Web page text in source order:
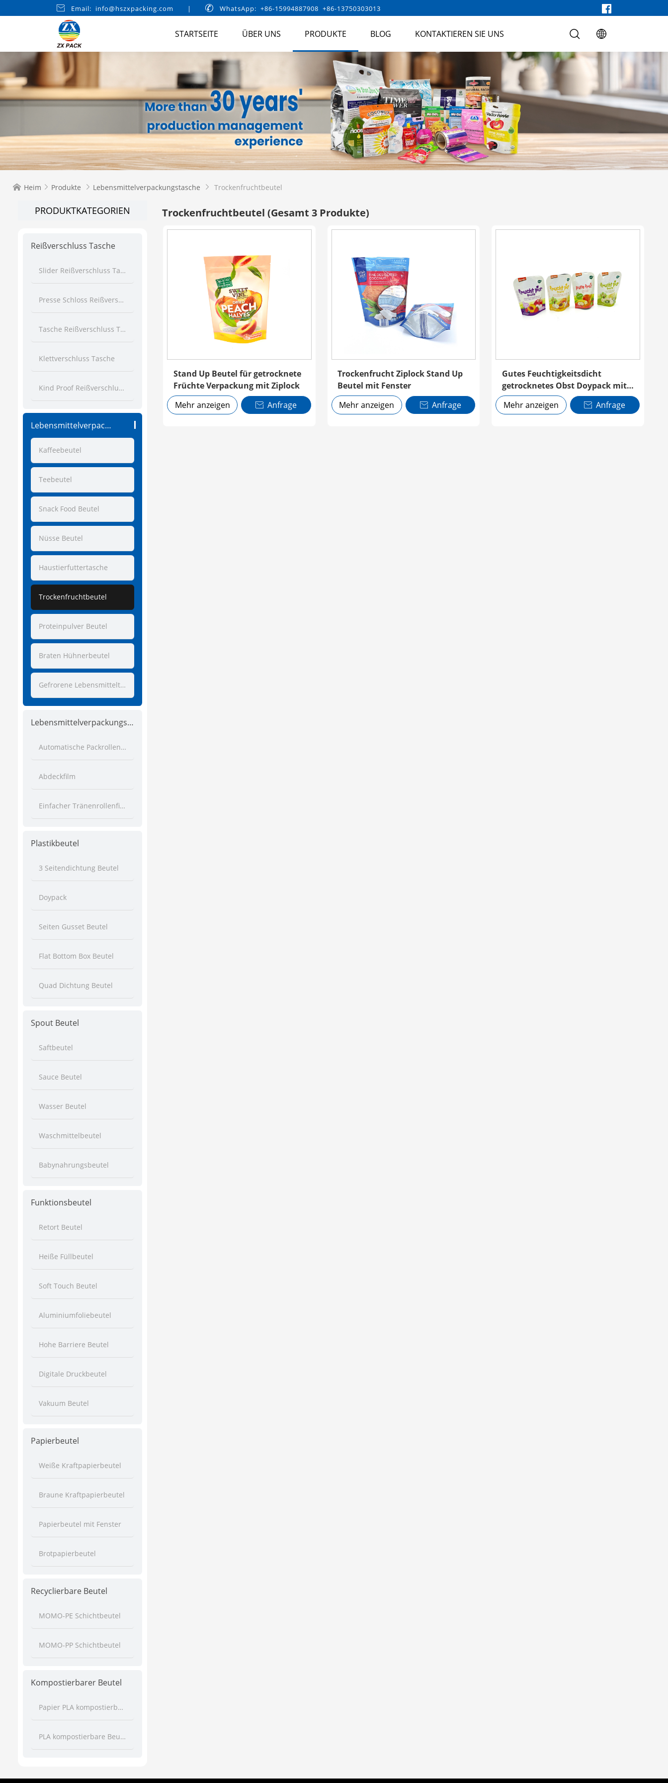
 Email: info@hszxpacking.com |  WhatsApp: +86-15994887908 +86-13750303013
STARTSEITE ÜBER UNS PRODUKTE BLOG KONTAKTIEREN SIE UNS
 Heim  Produkte  Lebensmittelverpackungstasche  Trockenfruchtbeutel
PRODUKTKATEGORIEN
Reißverschluss Tasche
Slider Reißverschluss Tasche
Presse Schloss Reißverschluss Tasche
Tasche Reißverschluss Tasche
Klettverschluss Tasche
Kind Proof Reißverschlussbeutel
Lebensmittelverpackungstasche
Kaffeebeutel
Teebeutel
Snack Food Beutel
Nüsse Beutel
Haustierfuttertasche
Trockenfruchtbeutel
Proteinpulver Beutel
Braten Hühnerbeutel
Gefrorene Lebensmitteltasche
Lebensmittelverpackungsrollenfilm
Automatische Packrollenfilm
Abdeckfilm
Einfacher Tränenrollenfilm
Plastikbeutel
3 Seitendichtung Beutel
Doypack
Seiten Gusset Beutel
Flat Bottom Box Beutel
Quad Dichtung Beutel
Spout Beutel
Saftbeutel
Sauce Beutel
Wasser Beutel
Waschmittelbeutel
Babynahrungsbeutel
Funktionsbeutel
Retort Beutel
Heiße Füllbeutel
Soft Touch Beutel
Aluminiumfoliebeutel
Hohe Barriere Beutel
Digitale Druckbeutel
Vakuum Beutel
Papierbeutel
Weiße Kraftpapierbeutel
Braune Kraftpapierbeutel
Papierbeutel mit Fenster
Brotpapierbeutel
Recyclierbare Beutel
MOMO-PE Schichtbeutel
MOMO-PP Schichtbeutel
Kompostierbarer Beutel
Papier PLA kompostierbare Beutel
PLA kompostierbare Beutel
Trockenfruchtbeutel (Gesamt 3 Produkte)
Stand Up Beutel für getrocknete
Früchte Verpackung mit Ziplock
Mehr anzeigen
 Anfrage
Trockenfrucht Ziplock Stand Up
Beutel mit Fenster
Mehr anzeigen
 Anfrage
Gutes Feuchtigkeitsdicht
getrocknetes Obst Doypack mit
Reißverschluss
Mehr anzeigen  Anfrage